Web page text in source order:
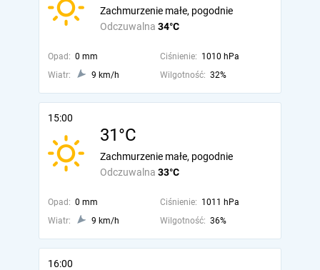
Odczuwalna 34°C
Zachmurzenie małe, pogodnie
Opad: 0 mm Ciśnienie: 1010 hPa
Wiatr:
9 km/h Wilgotność: 32%
15:00
31°C
Odczuwalna 33°C
Zachmurzenie małe, pogodnie
Opad: 0 mm Ciśnienie: 1011 hPa
Wiatr:
9 km/h Wilgotność: 36%
16:00